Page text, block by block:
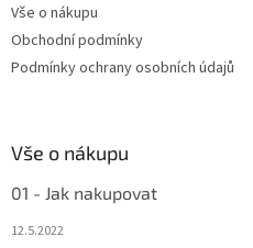
Vše o nákupu
Obchodní podmínky
Podmínky ochrany osobních údajů
Vše o nákupu
01 - Jak nakupovat
12.5.2022